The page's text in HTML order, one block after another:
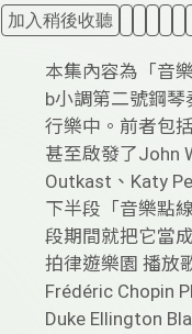
加入稍後收聽
本集內容為「音
b小調第二號鋼
行樂中。前者包
甚至啟發了John
Outkast、Katy
下半段「音樂點
段期間就把它當
拍律遊樂園 播放
Frédéric Chopin
Duke Ellington